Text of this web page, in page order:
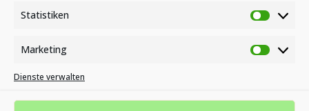
Statistiken
Marketing
Marketing
Dienste verwalten